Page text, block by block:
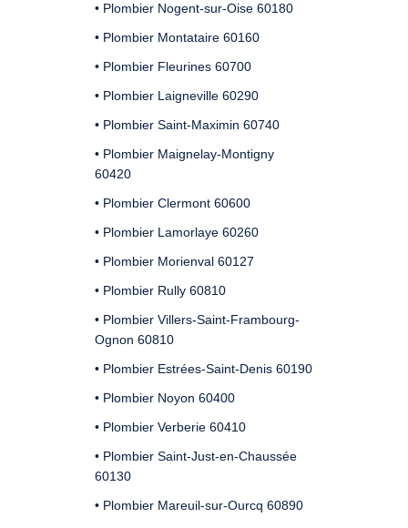
• Plombier Nogent-sur-Oise 60180
• Plombier Montataire 60160
• Plombier Fleurines 60700
• Plombier Laigneville 60290
• Plombier Saint-Maximin 60740
• Plombier Maignelay-Montigny
60420
• Plombier Clermont 60600
• Plombier Lamorlaye 60260
• Plombier Morienval 60127
• Plombier Rully 60810
• Plombier Villers-Saint-Frambourg-
Ognon 60810
• Plombier Estrées-Saint-Denis 60190
• Plombier Noyon 60400
• Plombier Verberie 60410
• Plombier Saint-Just-en-Chaussée
60130
• Plombier Mareuil-sur-Ourcq 60890